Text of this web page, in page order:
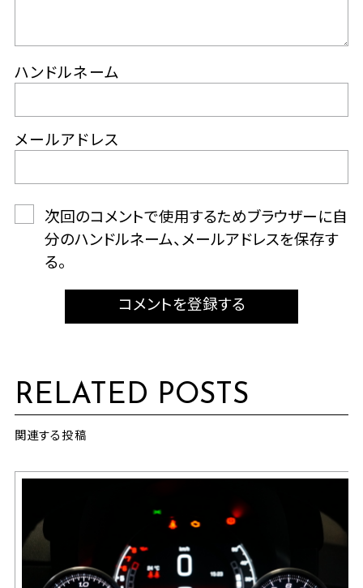
ハンドルネーム
メールアドレス
次回のコメントで使用するためブラウザーに自
分のハンドルネーム、メールアドレスを保存す
る。
コメントを登録する
RELATED POSTS
関連する投稿